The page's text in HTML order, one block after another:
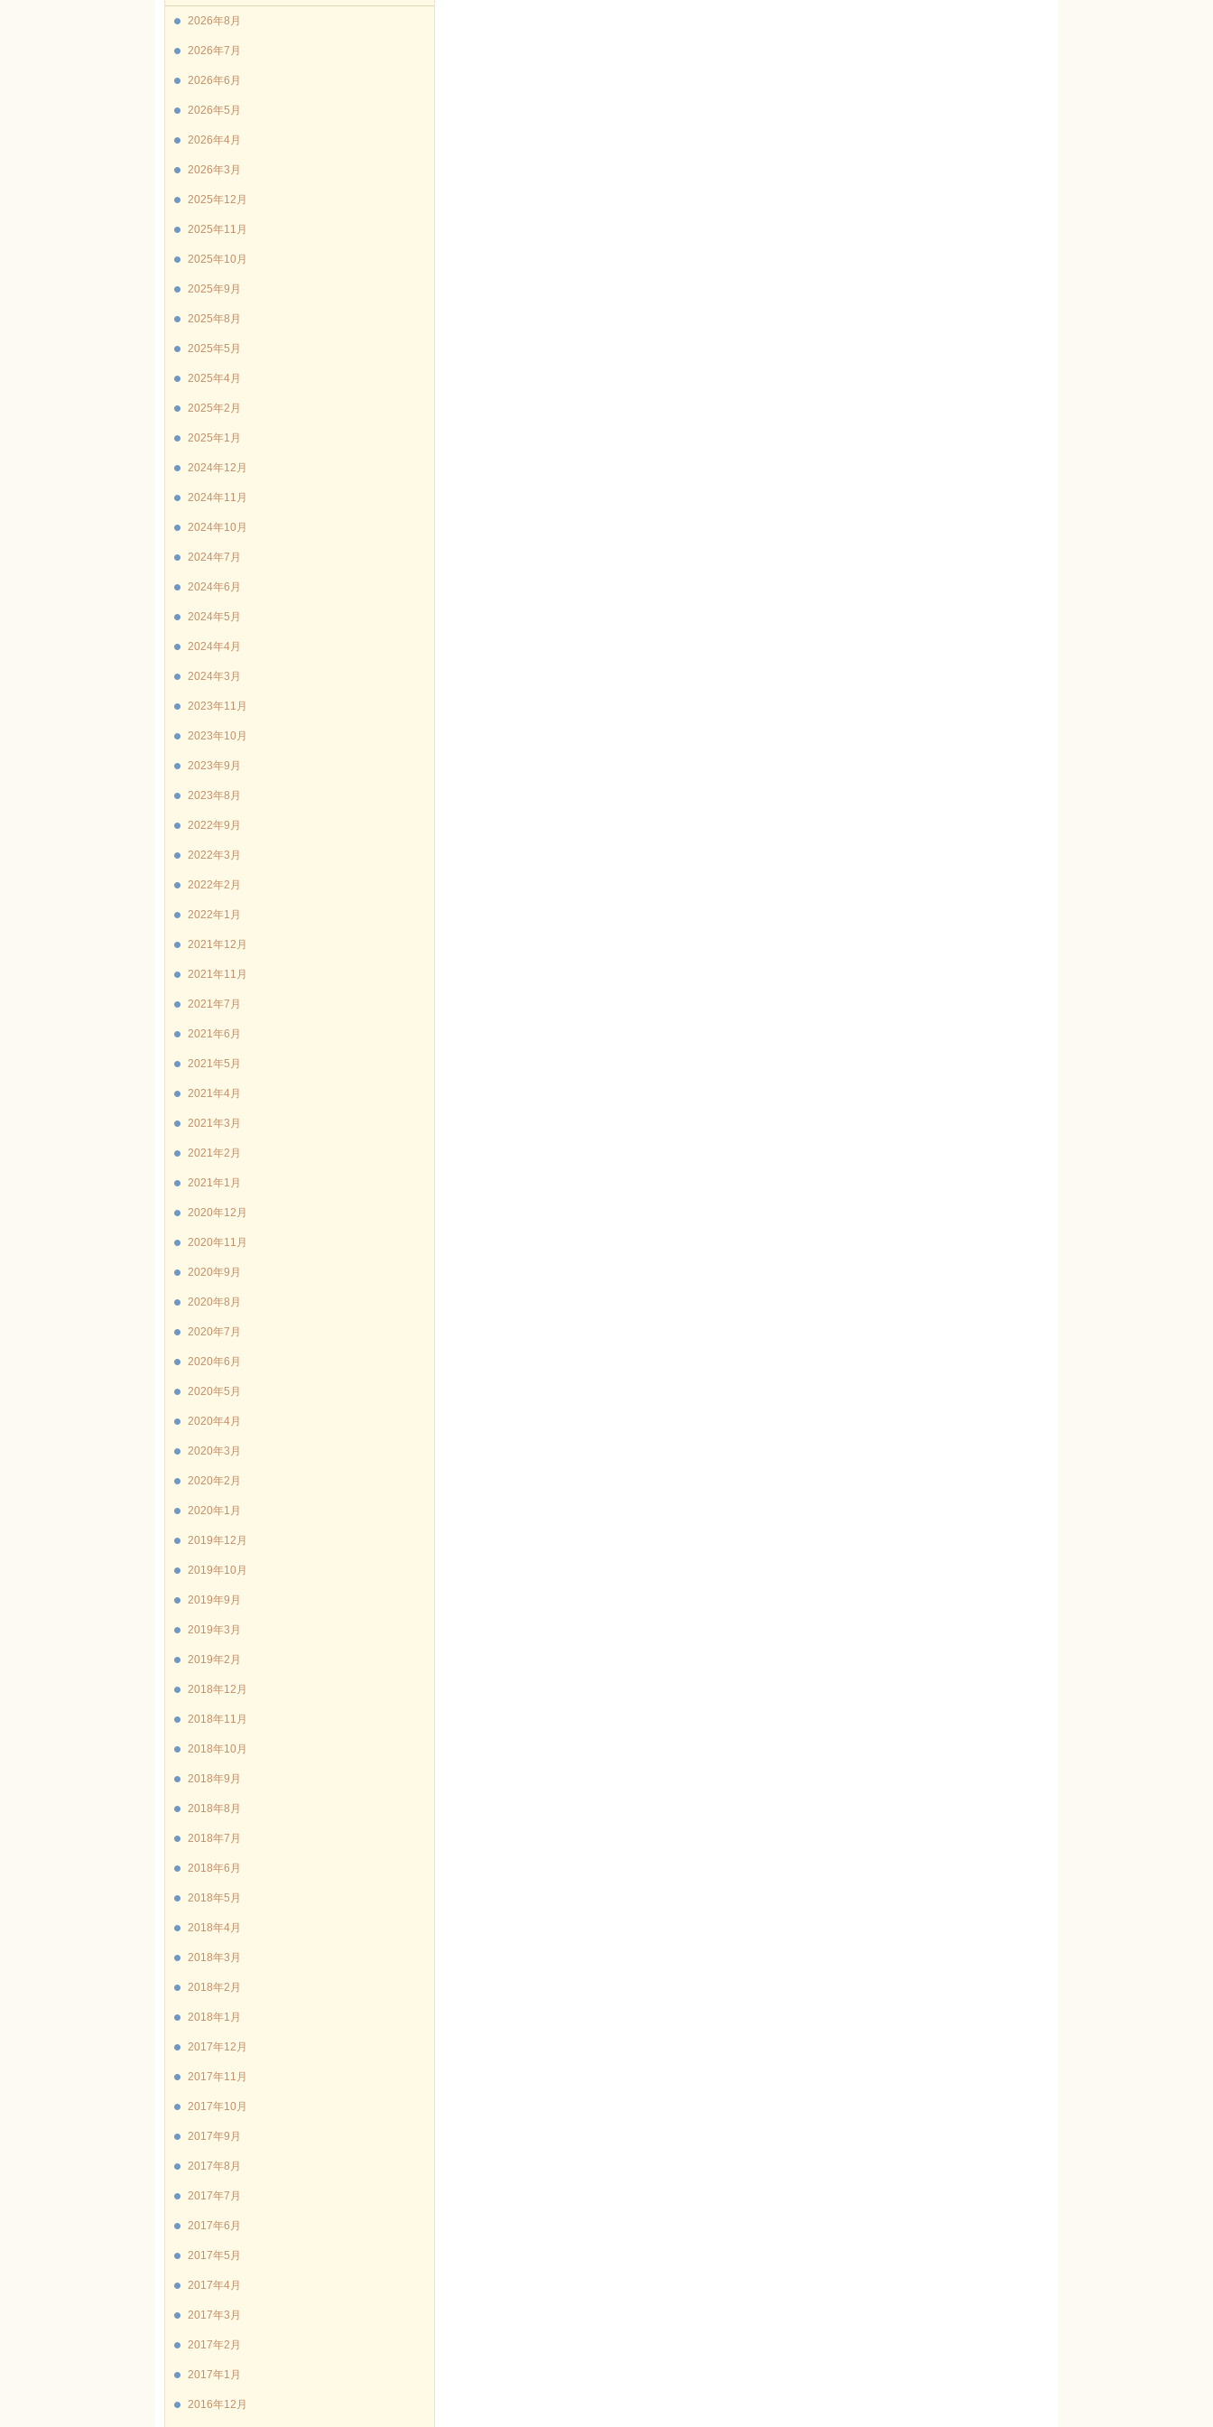
2026年8月
2026年7月
2026年6月
2026年5月
2026年4月
2026年3月
2025年12月
2025年11月
2025年10月
2025年9月
2025年8月
2025年5月
2025年4月
2025年2月
2025年1月
2024年12月
2024年11月
2024年10月
2024年7月
2024年6月
2024年5月
2024年4月
2024年3月
2023年11月
2023年10月
2023年9月
2023年8月
2022年9月
2022年3月
2022年2月
2022年1月
2021年12月
2021年11月
2021年7月
2021年6月
2021年5月
2021年4月
2021年3月
2021年2月
2021年1月
2020年12月
2020年11月
2020年9月
2020年8月
2020年7月
2020年6月
2020年5月
2020年4月
2020年3月
2020年2月
2020年1月
2019年12月
2019年10月
2019年9月
2019年3月
2019年2月
2018年12月
2018年11月
2018年10月
2018年9月
2018年8月
2018年7月
2018年6月
2018年5月
2018年4月
2018年3月
2018年2月
2018年1月
2017年12月
2017年11月
2017年10月
2017年9月
2017年8月
2017年7月
2017年6月
2017年5月
2017年4月
2017年3月
2017年2月
2017年1月
2016年12月